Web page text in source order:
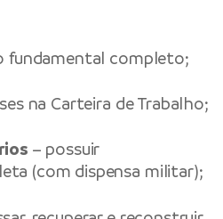
fundamental completo;
na Carteira de Trabalho;
– possuir
(com dispensa militar);